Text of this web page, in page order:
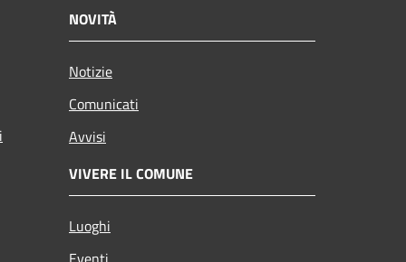
NOVITÀ
Notizie
Comunicati
Avvisi
VIVERE IL COMUNE
Luoghi